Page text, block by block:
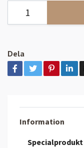
Dela
Information
Specialprodukt